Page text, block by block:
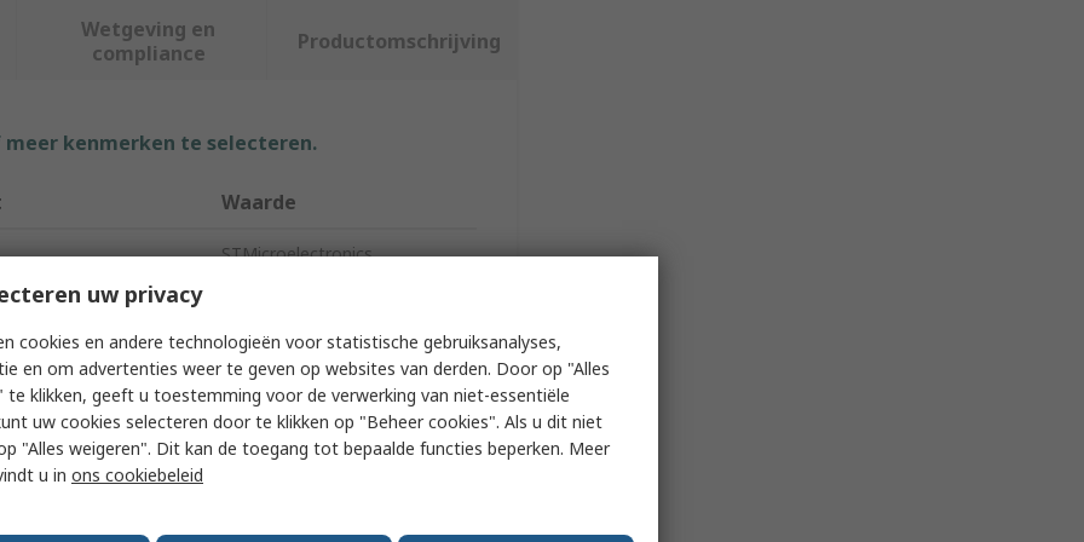
Wetgeving en
compliance
Productomschrijving
kenmerken te selecteren.
Waarde
STMicroelectronics
Development Kit
STM32 Nucleo-144
MCU
uw privacy
cookies en andere technologieën voor statistische gebruiksanalyses,
en om advertenties weer te geven op websites van derden. Door op "Alles
te klikken, geeft u toestemming voor de verwerking van niet-essentiële
uw cookies selecteren door te klikken op "Beheer cookies". Als u dit niet
"Alles weigeren". Dit kan de toegang tot bepaalde functies beperken. Meer
u in ons cookiebeleid